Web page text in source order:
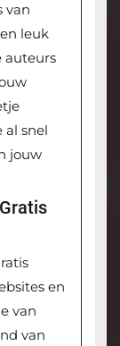
van
leuk
auteurs
al snel
jouw
en
van
van